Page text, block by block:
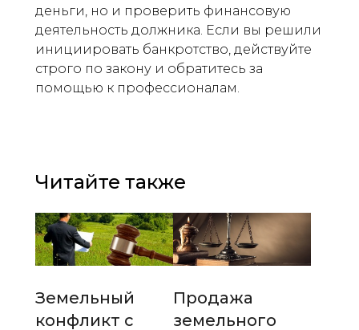
деньги, но и проверить финансовую
деятельность должника. Если вы решили
инициировать банкротство, действуйте
строго по закону и обратитесь за
помощью к профессионалам.
Читайте также
Земельный
конфликт с
Продажа
земельного